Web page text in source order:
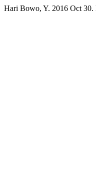
Hari Bowo, Y. 2016 Oct